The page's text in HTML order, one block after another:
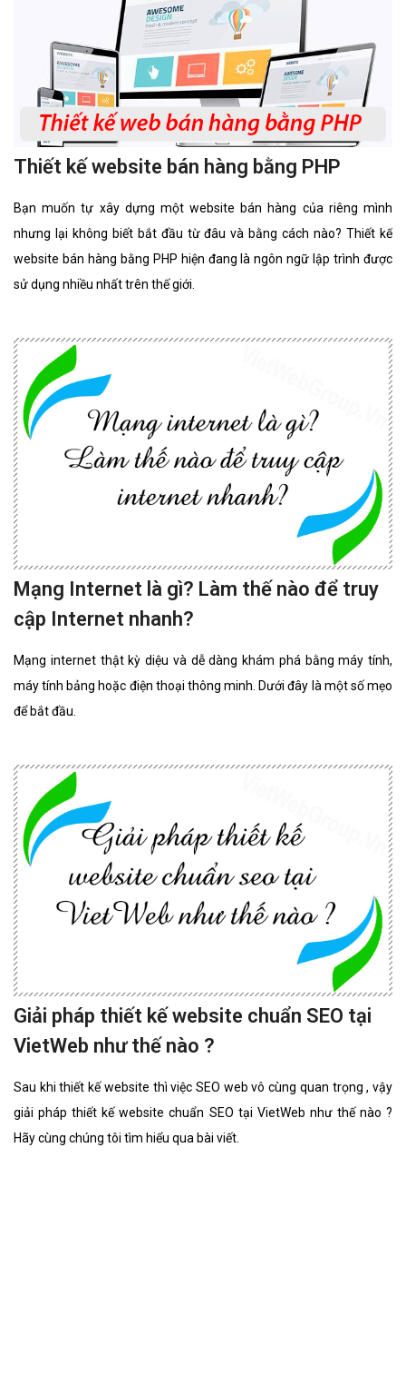
Thiết kế website bán hàng bằng PHP
Bạn muốn tự xây dựng một website bán hàng của riêng mình
nhưng lại không biết bắt đầu từ đâu và bằng cách nào? Thiết kế
website bán hàng bằng PHP hiện đang là ngôn ngữ lập trình được
sử dụng nhiều nhất trên thế giới.
Mạng Internet là gì? Làm thế nào để truy
cập Internet nhanh?
Mạng internet thật kỳ diệu và dễ dàng khám phá bằng máy tính,
máy tính bảng hoặc điện thoại thông minh. Dưới đây là một số mẹo
để bắt đầu.
Giải pháp thiết kế website chuẩn SEO tại
VietWeb như thế nào ?
Sau khi thiết kế website thì việc SEO web vô cùng quan trọng , vậy
giải pháp thiết kế website chuẩn SEO tại VietWeb như thế nào ?
Hãy cùng chúng tôi tìm hiểu qua bài viết.